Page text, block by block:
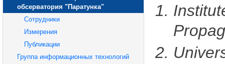
обсерватория "Паратунка"
Сотрудники
Измерения
Публикации
Группа информационных технологий